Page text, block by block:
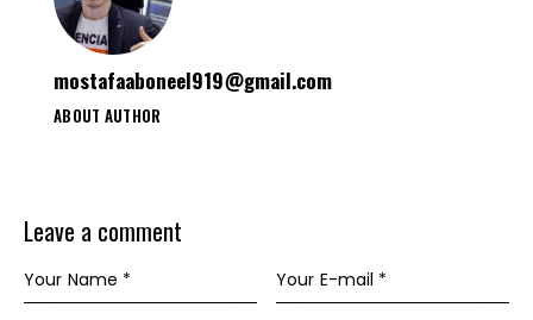
mostafaaboneel919@gmail.com
ABOUT AUTHOR
Leave a comment